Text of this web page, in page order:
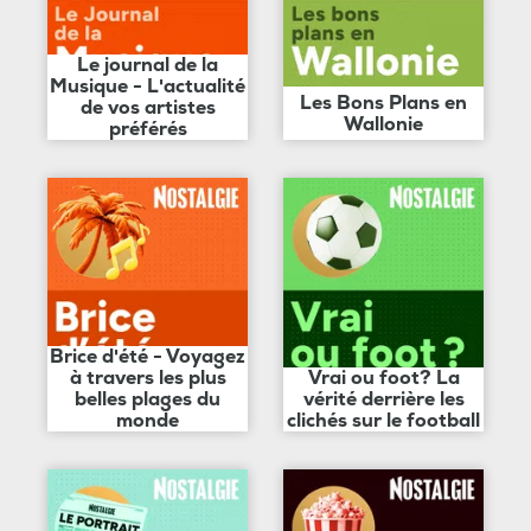
Le journal de la
Musique - L'actualité
de vos artistes
préférés
Les Bons Plans en
Wallonie
Brice d'été - Voyagez
à travers les plus
belles plages du
monde
Vrai ou foot? La
vérité derrière les
clichés sur le football